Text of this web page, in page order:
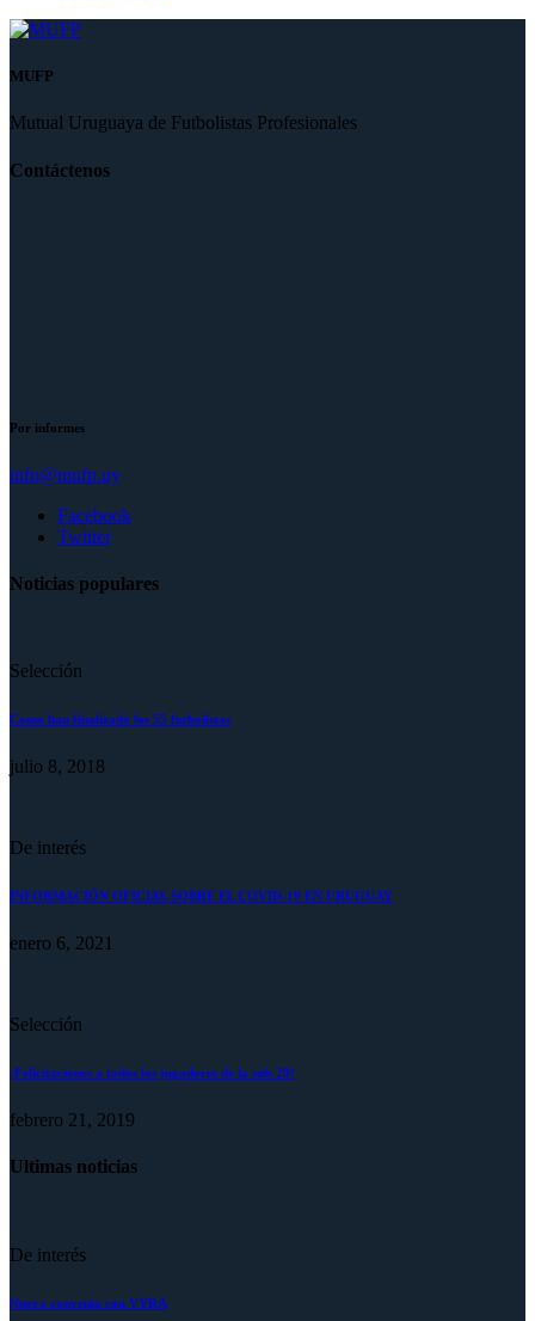
MUFP
Mutual Uruguaya de Futbolistas Profesionales
Contáctenos
Por informes
info@mufp.uy
Facebook
Twitter
Noticias populares
Selección
Como han finalizado los 55 futbolistas
julio 8, 2018
De interés
INFORMACIÓN OFICIAL SOBRE EL COVID-19 EN URUGUAY
enero 6, 2021
Selección
¡Felicitaciones a todos los jugadores de la sub-20!
febrero 21, 2019
Ultimas noticias
De interés
Nuevo convenio con VYRA